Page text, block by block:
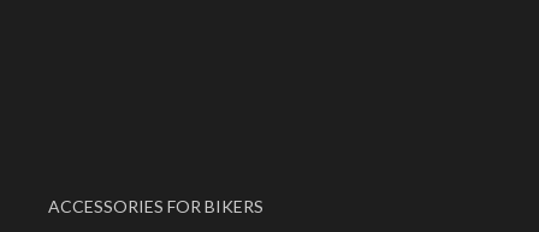
ACCESSORIES FOR BIKERS